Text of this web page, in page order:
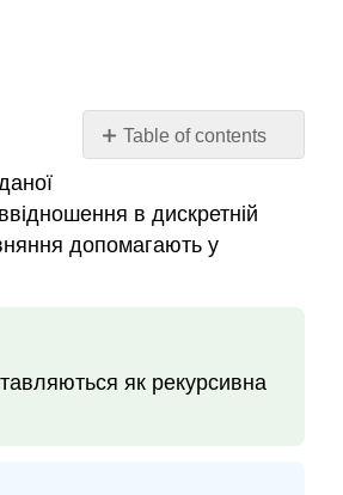
Table of contents
формули
для
Перетворення
в дискретній
допомагають у
як рекурсивна